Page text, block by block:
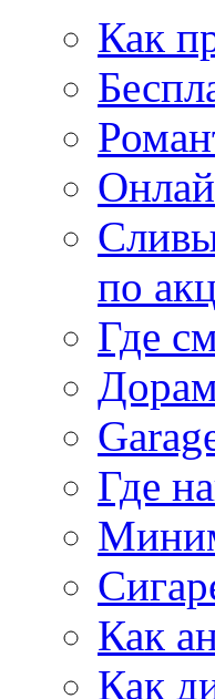
Как
по
Где
Где
Как
Как